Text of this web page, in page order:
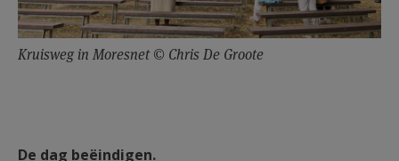
Kruisweg in Moresnet © Chris De Groote
De dag beëindigen.